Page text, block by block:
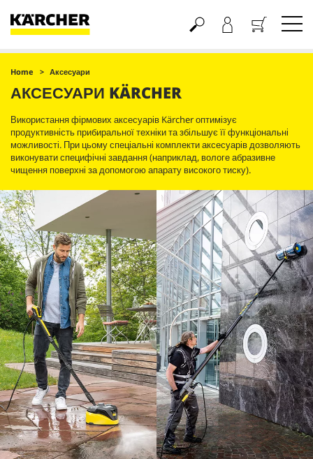
Кошик
Home Аксесуари
АКСЕСУАРИ KÄRCHER
Використання фірмових аксесуарів Kärcher оптимізує
продуктивність прибиральної техніки та збільшує її функціональні
можливості. При цьому спеціальні комплекти аксесуарів дозволяють
виконувати специфічні завдання (наприклад, вологе абразивне
чищення поверхні за допомогою апарату високого тиску).